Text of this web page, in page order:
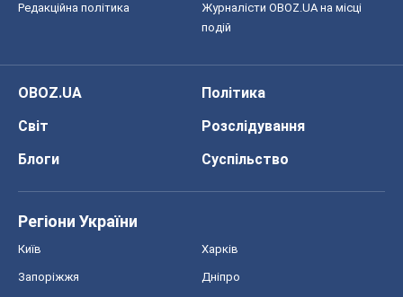
Редакційна політика
Журналісти OBOZ.UA на місці
подій
OBOZ.UA
Політика
Світ
Розслідування
Блоги
Суспільство
Регіони України
Київ Харків
Запоріжжя Дніпро